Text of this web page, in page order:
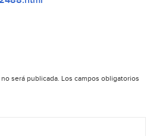
será publicada. Los campos obligatorios